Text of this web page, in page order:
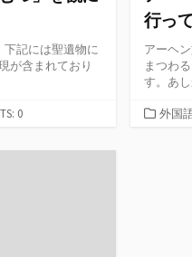
記には聖遺物に
が含まれており
0
行っ
アーヘ
まつわ
す。あ
カ外国